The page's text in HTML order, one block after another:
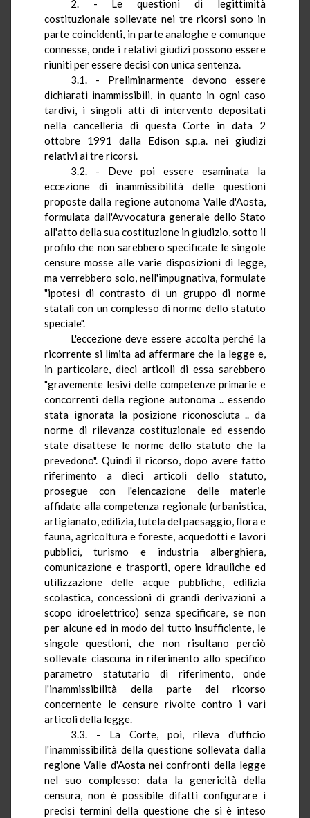
2. - Le questioni di legittimità
costituzionale sollevate nei tre ricorsi sono in
parte coincidenti, in parteanaloghe e comunque
connesse, onde i relativi giudizi possono essere
riuniti per essere decisi con unica sentenza.
3.1. - Preliminarmente devono essere
dichiarati inammissibili, in quanto in ogni caso
tardivi, i singoli atti di intervento depositati
nella cancelleria di questa Corte in data 2
ottobre 1991 dalla Edison s.p.a. nei giudizi
relativi ai tre ricorsi.
3.2. - Deve poi essere esaminata la
eccezione di inammissibilità delle questioni
proposte dalla regione autonoma Valle d'Aosta,
formulata dall'Avvocatura generale dello Stato
all'atto della sua costituzione in giudizio, sotto il
profilo che non sarebbero specificate le singole
censure mosse alle varie disposizioni di legge,
ma verrebbero solo, nell'impugnativa, formulate
"ipotesi di contrasto di un gruppo di norme
statali con un complesso di norme dello statuto
speciale".
L'eccezione deve essere accolta perché la
ricorrente si limita ad affermare che la legge e,
in particolare, dieci articoli di essa sarebbero
"gravemente lesivi delle competenze primarie e
concorrenti della regione autonoma .. essendo
stata ignorata la posizione riconosciuta .. da
norme di rilevanza costituzionale ed essendo
state disattese le norme dello statuto che la
prevedono". Quindi il ricorso, dopo avere fatto
riferimento a dieci articoli dello statuto,
prosegue con l'elencazione delle materie
affidate alla competenza regionale (urbanistica,
artigianato, edilizia, tutela del paesaggio, flora e
fauna, agricoltura e foreste, acquedotti e lavori
pubblici, turismo e industria alberghiera,
comunicazione e trasporti, opere idrauliche ed
utilizzazione delle acque pubbliche, edilizia
scolastica, concessioni di grandi derivazioni a
scopo idroelettrico) senza specificare, se non
per alcune ed in modo del tutto insufficiente, le
singole questioni, che non risultano perciò
sollevate ciascuna in riferimento allo specifico
parametro statutario di riferimento, onde
l'inammissibilità della parte del ricorso
concernente le censure rivolte contro i vari
articoli della legge.
3.3. - La Corte, poi, rileva d'ufficio
l'inammissibilità della questione sollevata dalla
regione Valle d'Aosta nei confronti della legge
nel suo complesso: data la genericità della
censura, non è possibile difatti configurare i
precisi termini della questione che siè inteso